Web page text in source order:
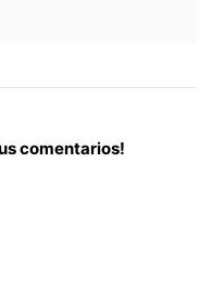
comentarios!